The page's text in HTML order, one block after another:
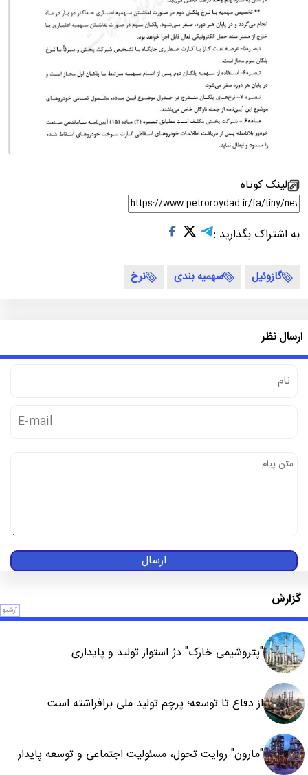
لینک کوتاه
به اشتراک بگذارید :
گازوئیل سهمیه بندی نرخ
ارسال نظر
ارسال
گزارش
آرشیو
"پتروشیمی خارک" دژ استوار تولید و پایداری
از دفاع تا توسعه؛ پرچم تولید ملی برافراشته است
"مارون" روایت تحول، مسئولیت اجتماعی و توسعه پایدار